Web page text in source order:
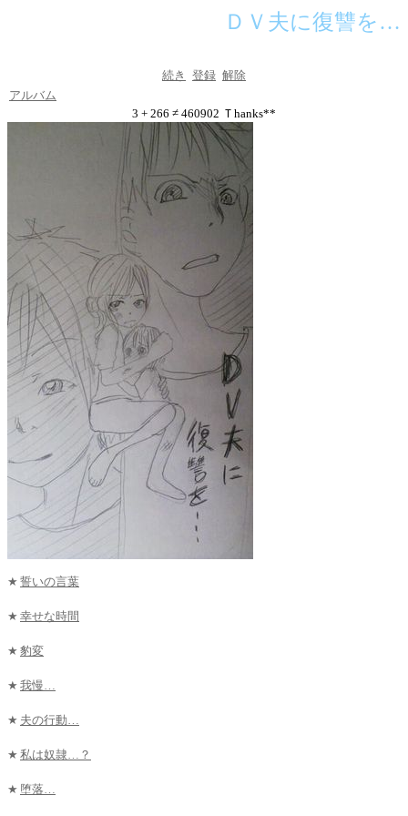
ＤＶ夫に復讐を…
続き 登録 解除
アルバム
3 + 266 ≠ 460902 Ｔhanks**
★ 誓いの言葉
★ 幸せな時間
★ 豹変
★ 我慢…
★ 夫の行動…
★ 私は奴隷…？
★ 堕落…